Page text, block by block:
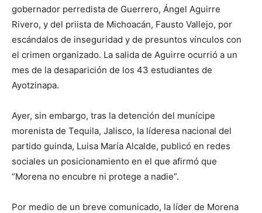
gobernador perredista de Guerrero, Ángel Aguirre
Rivero, y del priista de Michoacán, Fausto Vallejo, por
escándalos de inseguridad y de presuntos vínculos con
el crimen organizado. La salida de Aguirre ocurrió a un
mes de la desaparición de los 43 estudiantes de
Ayotzinapa.
Ayer, sin embargo, tras la detención del munícipe
morenista de Tequila, Jalisco, la líderesa nacional del
partido guinda, Luisa María Alcalde, publicó en redes
sociales un posicionamiento en el que afirmó que
“Morena no encubre ni protege a nadie”.
Por medio de un breve comunicado, la líder de Morena